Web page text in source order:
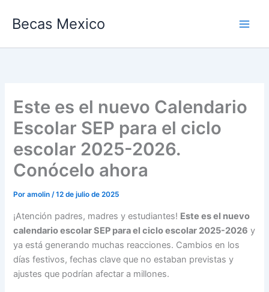
Becas Mexico
Este es el nuevo Calendario
Escolar SEP para el ciclo
escolar 2025-2026.
Conócelo ahora
Poramolin/12 de julio de 2025
¡Atención padres, madres y estudiantes! Este es el nuevo
calendario escolar SEP para el ciclo escolar 2025-2026 y
ya está generando muchas reacciones. Cambios en los
días festivos, fechas clave que no estaban previstas y
ajustes que podrían afectar a millones.